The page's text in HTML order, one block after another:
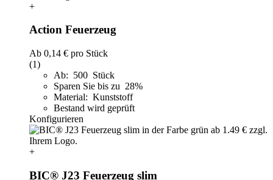
+
Action Feuerzeug
Ab 0,14 € pro Stück
(1)
Ab: 500 Stück
Sparen Sie bis zu 28%
Material: Kunststoff
Bestand wird geprüft
Konfigurieren
+
BIC® J23 Feuerzeug slim